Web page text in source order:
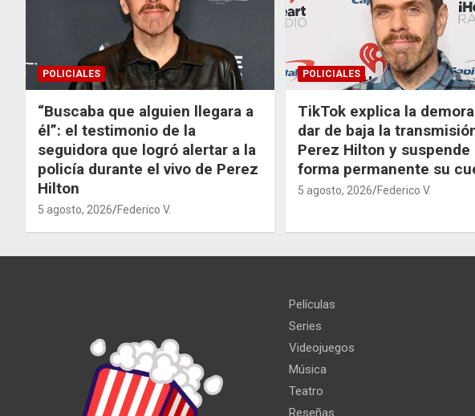
POLICIALES
“Buscaba que alguien llegara a
él”: el testimonio de la
seguidora que logró alertar a la
policía durante el vivo de Perez
Hilton
5 agosto, 2026 Federico V.
POLICIALES
TikTok explica la
dar de baja la
Perez Hilton y suspende
forma permanente su
5 agosto, 2026 Federico V.
Películas
Series
Videojuegos
Música
Teatro
Reseñas